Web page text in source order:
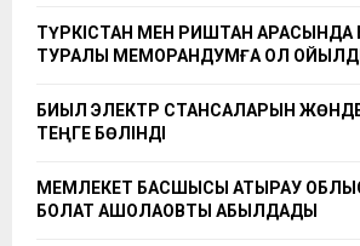
ТҮРКІСТАН МЕН РИШТАН АРАСЫНДА
ТУРАЛЫ МЕМОРАНДУМҒА ҚОЛ
БИЫЛ ЭЛЕКТР СТАНСАЛАРЫН
ТЕҢГЕ БӨЛІНДІ
МЕМЛЕКЕТ БАСШЫСЫ АТЫРАУ
БОЛАТ АҚШОЛАҚОВТЫ ҚАБЫЛДАДЫ